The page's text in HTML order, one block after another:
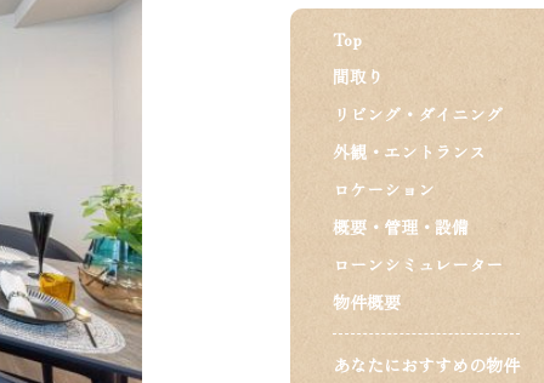
Top
間取り
リビング・ダイニング
外観・エントランス
ロケーション
概要・管理・設備
ローンシミュレーター
物件概要
あなたにおすすめの物件